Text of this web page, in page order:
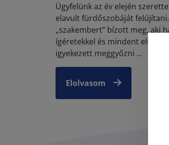
Ügyfelünk az év elején
elavult fürdőszobáját
„szakembert” bízott meg, aki
ígéretekkel és mindent elsöprő
igyekezett meggyőzni ...
Elolvasom